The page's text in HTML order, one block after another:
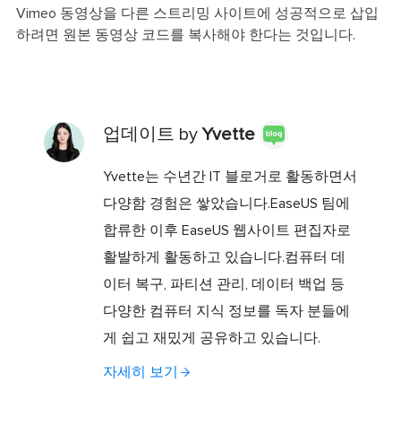
Vimeo 동영상을 다른 스트리밍 사이트에 성공적으로 삽입
하려면 원본 동영상 코드를 복사해야 한다는 것입니다.
업데이트 byYvette
Yvette는 수년간 IT 블로거로 활동하면서
다양함 경험은 쌓았습니다.EaseUS 팀에
합류한 이후 EaseUS 웹사이트 편집자로
활발하게 활동하고 있습니다.컴퓨터 데
이터 복구, 파티션 관리, 데이터 백업 등
다양한 컴퓨터 지식 정보를 독자 분들에
게 쉽고 재밌게 공유하고 있습니다.
자세히 보기